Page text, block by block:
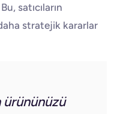
satıcıların
stratejik kararlar